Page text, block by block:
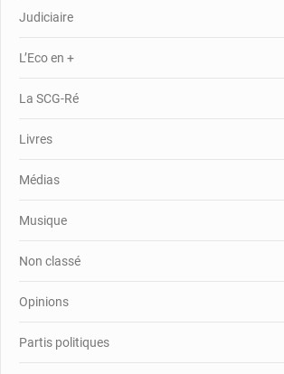
Judiciaire
L’Eco en +
La SCG-Ré
Livres
Médias
Musique
Non classé
Opinions
Partis politiques